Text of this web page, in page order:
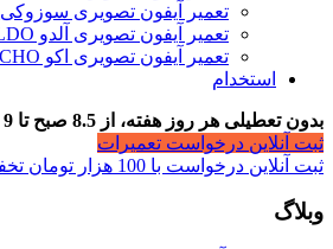
تعمیر آیفون تصویری سوزوکی suzuki
تعمیر آیفون تصویری آلدو ALDO
تعمیر آیفون تصویری اکو ECHO
استخدام
بدون تعطیلی هر روز هفته، از 8.5 صبح تا 9 شب
ثبت آنلاین درخواست تعمیرات
ثبت آنلاین درخواست با 100 هزار تومان تخفیف
وبلاگ